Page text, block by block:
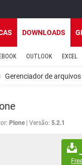
DOWNLOADS
OUTLOOK EXCEL
Gerenciador de arquivos
Plone Versão: 5.2.1